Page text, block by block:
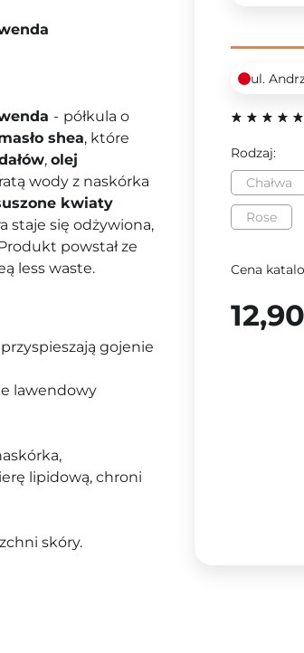
- półkula o
shea, które
, olej
wody z naskórka
kwiaty
staje się odżywiona,
powstał ze
less waste.
gojenie
lawendowy
lipidową, chroni
skóry.
ul.
Rodzaj:
Chałwa
Rose
Cena